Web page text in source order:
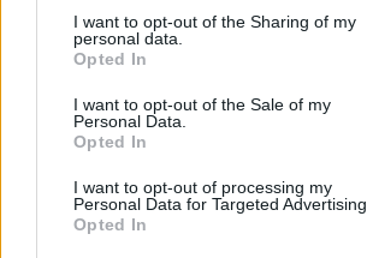
I want to opt-out of the Sharing of my
personal data.
Opted In
I want to opt-out of the Sale of my
Personal Data.
Opted In
I want to opt-out of processing my
Personal Data for Targeted Advertising.
Opted In